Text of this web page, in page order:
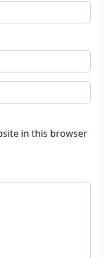
in this browser